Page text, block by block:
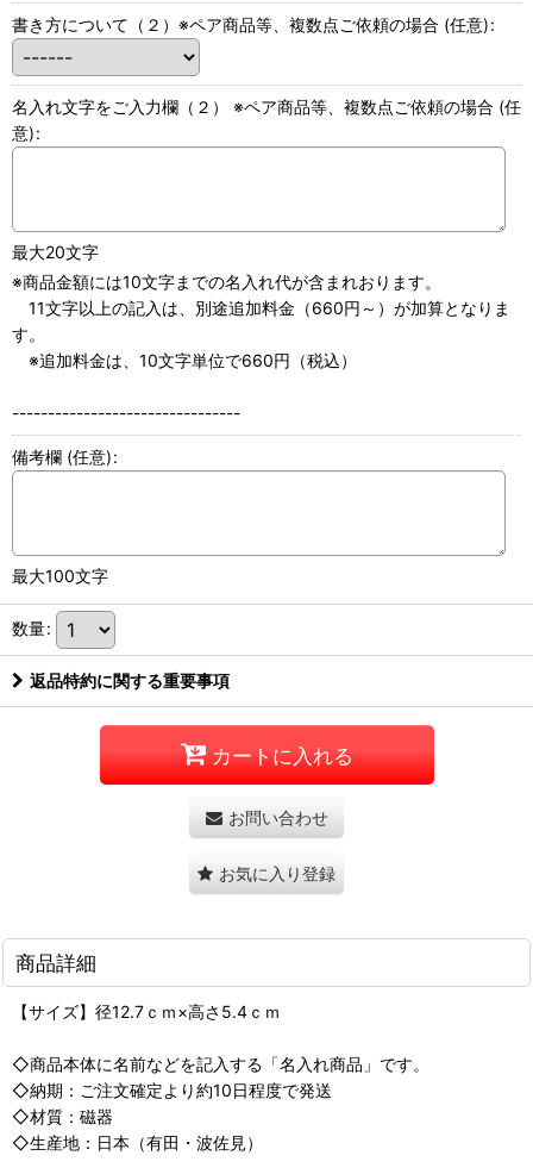
書き方について（２）※ペア商品等、複数点ご依頼の場合 (任意):
名入れ文字をご入力欄（２） ※ペア商品等、複数点ご依頼の場合 (任
意):
最大20文字
※商品金額には10文字までの名入れ代が含まれおります。
11文字以上の記入は、別途追加料金（660円～）が加算となりま
す。
※追加料金は、10文字単位で660円（税込）
--------------------------------
備考欄 (任意):
最大100文字
数量:
返品特約に関する重要事項
カートに入れる
お問い合わせ
お気に入り登録
商品詳細
【サイズ】径12.7ｃｍ×高さ5.4ｃｍ
◇商品本体に名前などを記入する「名入れ商品」です。
◇納期：ご注文確定より約10日程度で発送
◇材質：磁器
◇生産地：日本（有田・波佐見）